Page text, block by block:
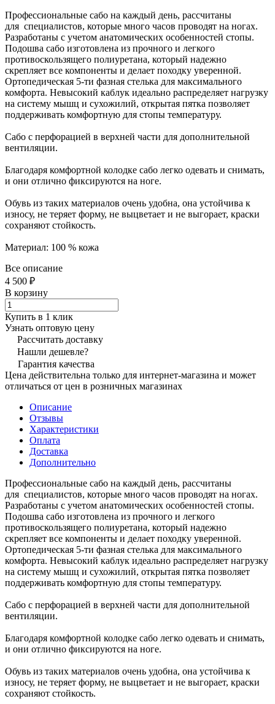
Профессиональные сабо на каждый день, рассчитаны
для специалистов, которые много часов проводят на ногах.
Разработаны с учетом анатомических особенностей стопы.
Подошва сабо изготовлена из прочного и легкого
противоскользящего полиуретана, который надежно
скрепляет все компоненты и делает походку уверенной.
Ортопедическая 5-ти фазная стелька для максимального
комфорта. Невысокий каблук идеально распределяет нагрузку
на систему мышц и сухожилий, открытая пятка позволяет
поддерживать комфортную для стопы температуру.
Сабо с перфорацией в верхней части для дополнительной
вентиляции.
Благодаря комфортной колодке сабо легко одевать и снимать,
и они отлично фиксируются на ноге.
Обувь из таких материалов очень удобна, она устойчива к
износу, не теряет форму, не выцветает и не выгорает, краски
сохраняют стойкость.
Материал: 100 % кожа
Все описание
4 500 ₽
В корзину
Купить в 1 клик
Узнать оптовую цену
Рассчитать доставку
Нашли дешевле?
Гарантия качества
Цена действительна только для интернет-магазина и может
отличаться от цен в розничных магазинах
Описание
Отзывы
Характеристики
Оплата
Доставка
Дополнительно
Профессиональные сабо на каждый день, рассчитаны
для специалистов, которые много часов проводят на ногах.
Разработаны с учетом анатомических особенностей стопы.
Подошва сабо изготовлена из прочного и легкого
противоскользящего полиуретана, который надежно
скрепляет все компоненты и делает походку уверенной.
Ортопедическая 5-ти фазная стелька для максимального
комфорта. Невысокий каблук идеально распределяет нагрузку
на систему мышц и сухожилий, открытая пятка позволяет
поддерживать комфортную для стопы температуру.
Сабо с перфорацией в верхней части для дополнительной
вентиляции.
Благодаря комфортной колодке сабо легко одевать и снимать,
и они отлично фиксируются на ноге.
Обувь из таких материалов очень удобна, она устойчива к
износу, не теряет форму, не выцветает и не выгорает, краски
сохраняют стойкость.